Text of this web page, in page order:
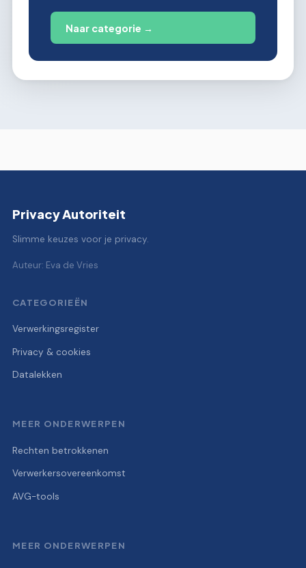
Naar categorie →
Privacy Autoriteit
Slimme keuzes voor je privacy.
Auteur: Eva de Vries
CATEGORIEËN
Verwerkingsregister
Privacy & cookies
Datalekken
MEER ONDERWERPEN
Rechten betrokkenen
Verwerkersovereenkomst
AVG-tools
MEER ONDERWERPEN